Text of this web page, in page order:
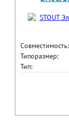
Совместимость:
Типоразмер:
Тип: